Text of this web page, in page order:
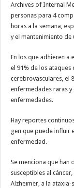
Archives of Internal
personas para 4
horas a la semana,
y el mantenimiento de
En los que adhieren a
el 91% de los ataques
cerebrovasculares, el
enfermedades raras
enfermedades.
Hay reportes
gen que puede influir
enfermedad.
Se menciona que han
susceptibles al
Alzheimer, a la